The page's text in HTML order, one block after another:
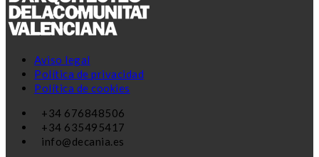
Aviso legal
Política de privacidad
Política de cookies
+34 676848506
+34 635495417
info@decania.es